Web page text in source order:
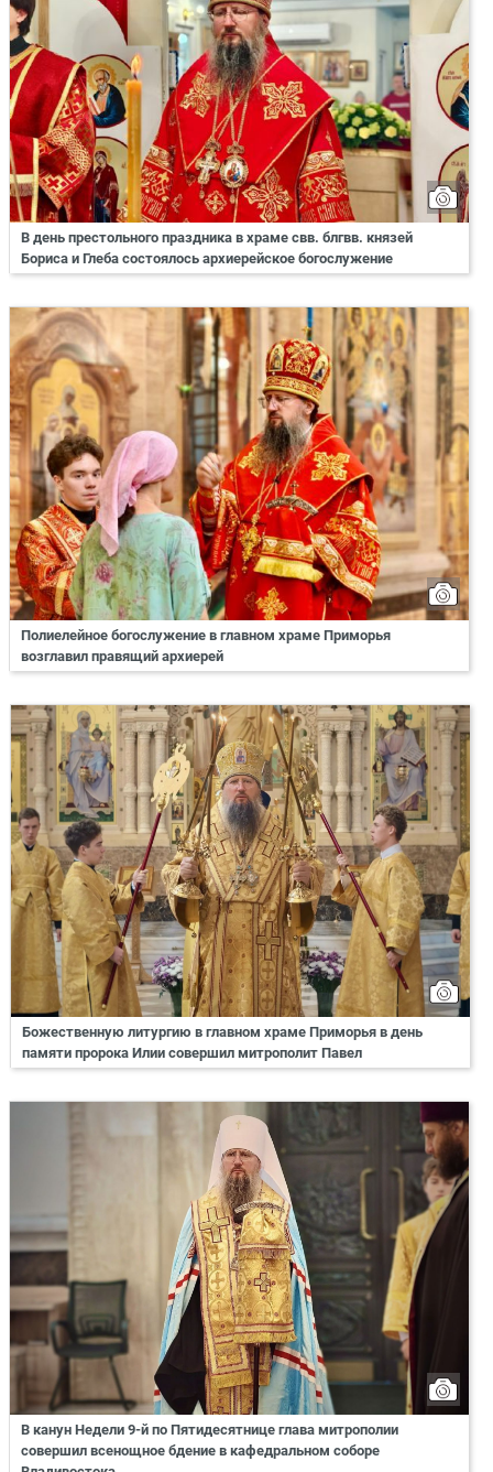
В день престольного праздника в храме свв. блгвв. князей
Бориса и Глеба состоялось архиерейское богослужение
Полиелейное богослужение в главном храме Приморья
возглавил правящий архиерей
Божественную литургию в главном храме Приморья в день
памяти пророка Илии совершил митрополит Павел
В канун Недели 9-й по Пятидесятнице глава митрополии
совершил всенощное бдение в кафедральном соборе